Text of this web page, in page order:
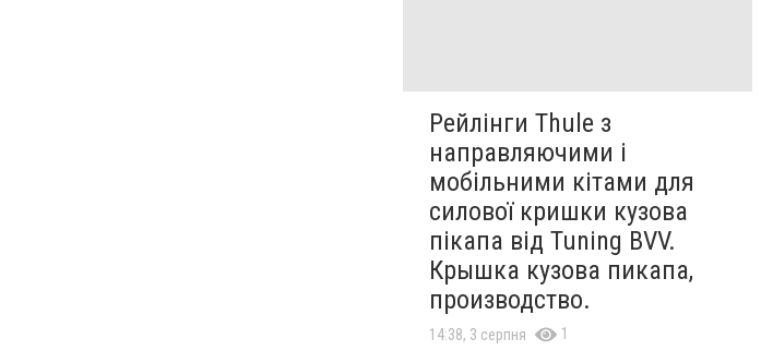
Рейлінги Thule з
направляючими і
мобільними кітами для
силової кришки кузова
пікапа від Tuning BVV.
Крышка кузова пикапа,
производство.
14:38, 3 серпня 1